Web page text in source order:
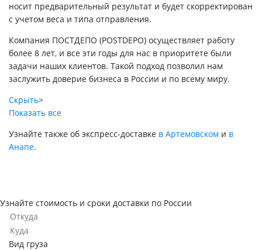
носит предварительный результат и будет скорректирован
с учетом веса и типа отправления.
Компания ПОСТДЕПО (POSTDEPO) осуществляет работу
более 8 лет, и все эти годы для нас в приоритете были
задачи наших клиентов. Такой подход позволил нам
заслужить доверие бизнеса в России и по всему миру.
Скрыть>
Показать все
Узнайте также об экспресс-доставке в Артемовском и в
Анапе.
Узнайте стоимость и сроки доставки по России
Вид груза